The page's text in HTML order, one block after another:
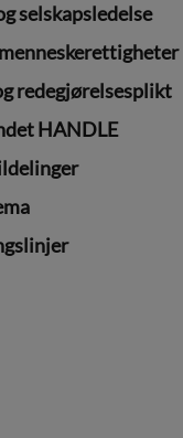
selskapsledelse
redegjørelsesplikt
HANDLE